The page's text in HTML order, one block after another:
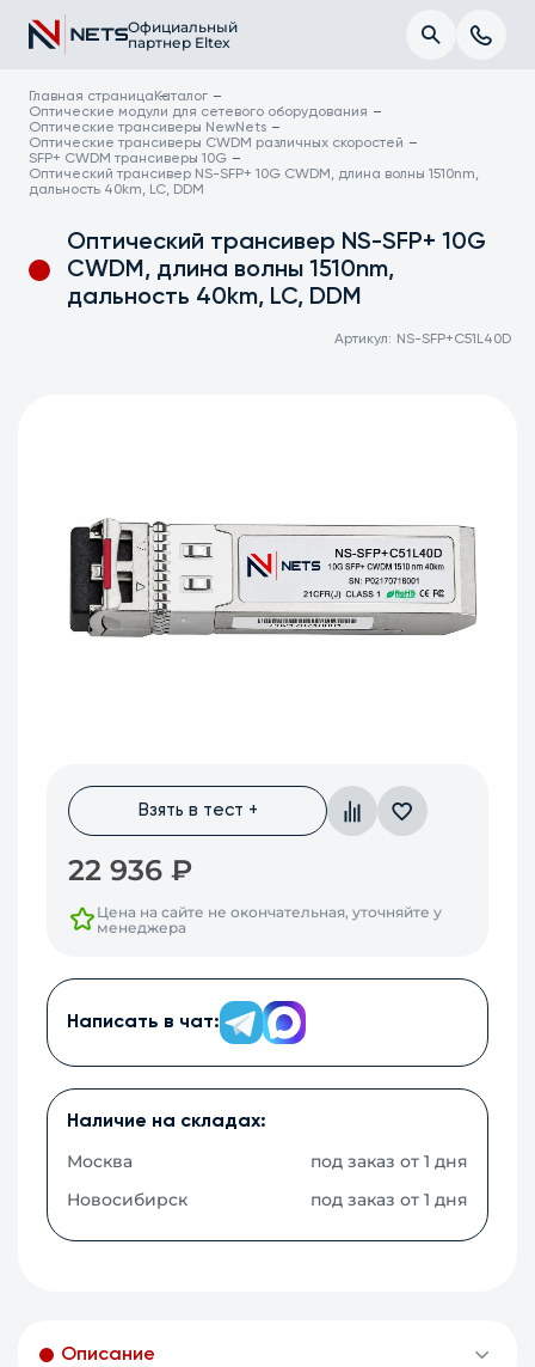
Официальный
партнер Eltex
Главная страница Каталог
Оптические модули для сетевого оборудования
Оптические трансиверы NewNets
Оптические трансиверы CWDM различных скоростей
SFP+ CWDM трансиверы 10G
Оптический трансивер NS-SFP+ 10G CWDM, длина волны 1510nm,
дальность 40km, LC, DDM
Оптический трансивер NS-SFP+ 10G
CWDM, длина волны 1510nm,
дальность 40km, LC, DDM
Артикул: NS-SFP+C51L40D
Взять в тест +
22 936₽
Цена на сайте не окончательная, уточняйте у
менеджера
Написать в чат:
Наличие на складах:
Москва
под заказ от 1 дня
Новосибирск
под заказ от 1 дня
Описание